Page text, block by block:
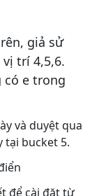
giả sử
trí 4,5,6.
có e trong
và duyệt qua
tại bucket 5.
để cài đặt từ